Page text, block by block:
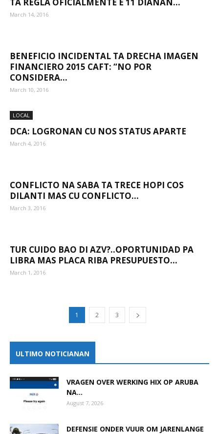
March 14, 2016
BENEFICIO INCIDENTAL TA DRECHA IMAGEN
FINANCIERO 2015 CAFT: “NO POR
CONSIDERA...
March 10, 2016
LOCAL
DCA: LOGRONAN CU NOS STATUS APARTE
March 4, 2016
CONFLICTO NA SABA TA TRECE HOPI COS
DILANTI MAS CU CONFLICTO...
March 3, 2016
TUR CUIDO BAO DI AZV?..OPORTUNIDAD PA
LIBRA MAS PLACA RIBA PRESUPUESTO…
March 1, 2016
1 2 3
ULTIMO NOTICIANAN
VRAGEN OVER WERKING HIX OP ARUBA
NA...
August 7, 2026
DEFENSIE ONDER VUUR OM JARENLANGE